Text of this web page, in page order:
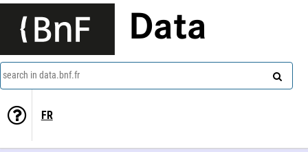
Data
search in data.bnf.fr
FR